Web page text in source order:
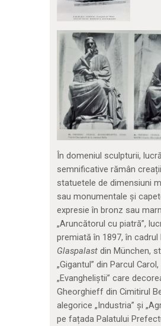
În domeniul sculpturii,
semnificative rămân
statuetele de dimensiuni
sau monumentale și
expresie în bronz sau
„Aruncătorul cu piatră”,
premiată în 1897, în cadrul
Glaspalastdin München,
„Gigantul” din Parcul Carol,
„Evangheliștii” care
Gheorghieff din Cimitirul
alegorice „Industria” și
pe fațada Palatului